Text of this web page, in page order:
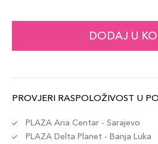
DODAJ U
PROVJERI RASPOLOŽIVOST U
PLAZA Aria Centar - Sarajevo
PLAZA Delta Planet - Banja Luka